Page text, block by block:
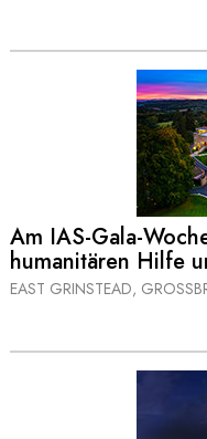
Am IAS-Gala-
humanitären Hilfe
EAST GRINSTEAD,